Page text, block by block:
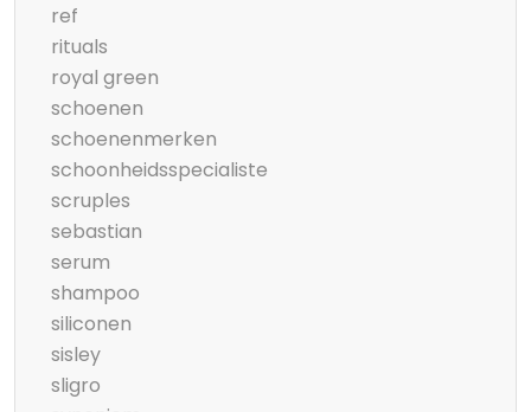
ref
rituals
royal green
schoenen
schoenenmerken
schoonheidsspecialiste
scruples
sebastian
serum
shampoo
siliconen
sisley
sligro